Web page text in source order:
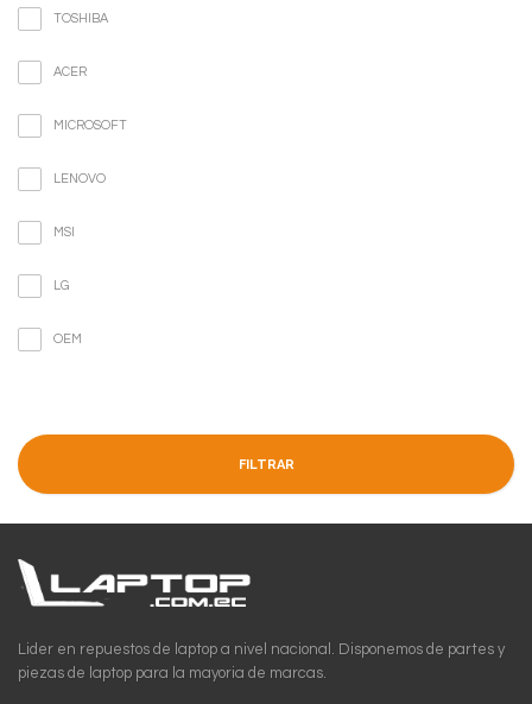
TOSHIBA
ACER
MICROSOFT
LENOVO
MSI
LG
OEM
FILTRAR
Lider en repuestos de laptop a nivel nacional. Disponemos de partes y
piezas de laptop para la mayoria de marcas.